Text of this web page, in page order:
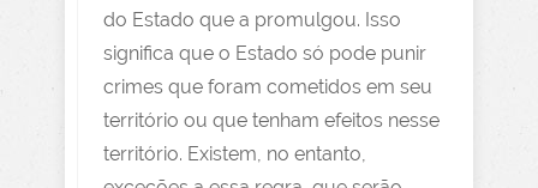
do Estado que a promulgou. Isso
significa que o Estado só pode punir
crimes que foram cometidos em seu
território ou que tenham efeitos nesse
território. Existem, no entanto,